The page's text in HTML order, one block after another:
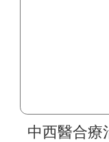
中西醫合療